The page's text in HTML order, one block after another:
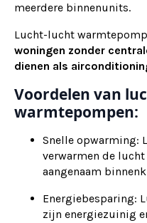
meerdere binnenunits.
Lucht-lucht
woningen zonder
dienen als
Voordelen van
warmtepompen:
Snelle opwarming:
verwarmen de lucht
aangenaam
Energiebesparing:
zijn energiezuinig